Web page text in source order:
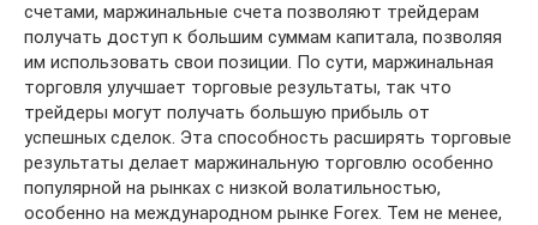
счетами, маржинальные счета позволяют трейдерам
получать доступ к большим суммам капитала, позволяя
им использовать свои позиции. По сути, маржинальная
торговля улучшает торговые результаты, так что
трейдеры могут получать большую прибыль от
успешных сделок. Эта способность расширять торговые
результаты делает маржинальную торговлю особенно
популярной на рынках с низкой волатильностью,
особенно на международном рынке Forex. Тем не менее,